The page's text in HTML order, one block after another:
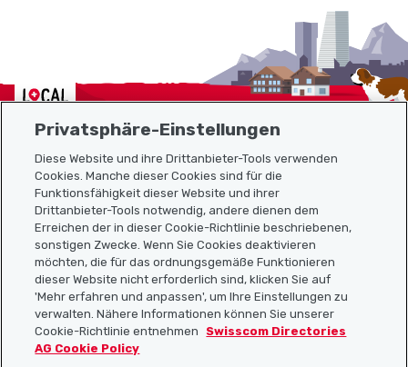
Localcities
Sitemap
Nützliche Links
Localcities App herunterladen
Privatsphäre-Einstellungen
Diese Website und ihre Drittanbieter-Tools verwenden
Cookies. Manche dieser Cookies sind für die
Funktionsfähigkeit dieser Website und ihrer
Drittanbieter-Tools notwendig, andere dienen dem
Erreichen der in dieser Cookie-Richtlinie beschriebenen,
sonstigen Zwecke. Wenn Sie Cookies deaktivieren
möchten, die für das ordnungsgemäße Funktionieren
dieser Website nicht erforderlich sind, klicken Sie auf
'Mehr erfahren und anpassen', um Ihre Einstellungen zu
verwalten. Nähere Informationen können Sie unserer
Cookie-Richtlinie entnehmen
Swisscom Directories
AG Cookie Policy